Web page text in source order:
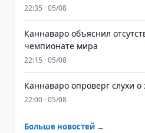
22:35 · 05/08
Каннаваро объяснил
чемпионате мира
22:15 · 05/08
Каннаваро опроверг слухи
22:00 · 05/08
Больше новостей →